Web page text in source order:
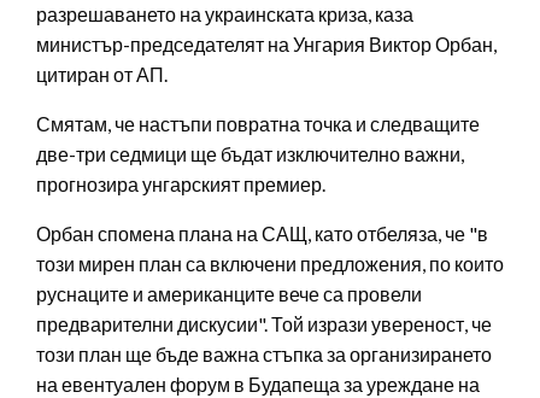
разрешаването на украинската криза, каза
министър-председателят на Унгария Виктор Орбан,
цитиран от АП.
Смятам, че настъпи повратна точка и следващите
две-три седмици ще бъдат изключително важни,
прогнозира унгарският премиер.
Орбан спомена плана на САЩ, като отбеляза, че "в
този мирен план са включени предложения, по които
руснаците и американците вече са провели
предварителни дискусии". Той изрази увереност, че
този план ще бъде важна стъпка за организирането
на евентуален форум в Будапеща за уреждане на